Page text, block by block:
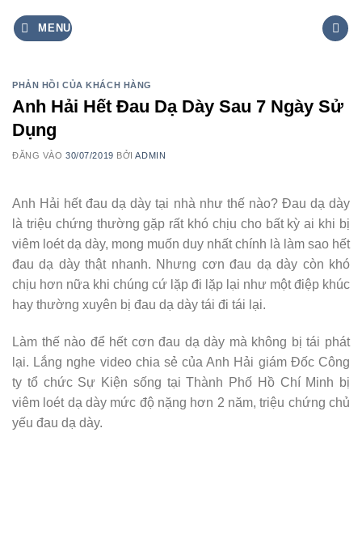
qua
MENU
PHẢN HỒI CỦA KHÁCH HÀNG
Anh Hải Hết Đau Dạ Dày Sau 7 Ngày Sử
Dụng
ĐĂNG VÀO30/07/2019 BỞIADMIN
Anh Hải hết đau dạ dày tại nhà như thế nào? Đau dạ dày
là triệu chứng thường gặp rất khó chịu cho bất kỳ ai khi bị
viêm loét dạ dày, mong muốn duy nhất chính là làm sao hết
đau dạ dày thật nhanh. Nhưng cơn đau dạ dày còn khó
chịu hơn nữa khi chúng cứ lặp đi lặp lại như một điệp khúc
hay thường xuyên bị đau dạ dày tái đi tái lại.
Làm thế nào để hết cơn đau dạ dày mà không bị tái phát
lại. Lắng nghe video chia sẻ của Anh Hải giám Đốc Công
ty tổ chức Sự Kiện sống tại Thành Phố Hồ Chí Minh bị
viêm loét dạ dày mức độ nặng hơn 2 năm, triệu chứng chủ
yếu đau dạ dày.